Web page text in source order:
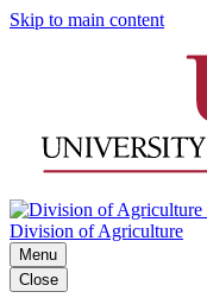
Skip to main content
Division of Agriculture
Menu
Close